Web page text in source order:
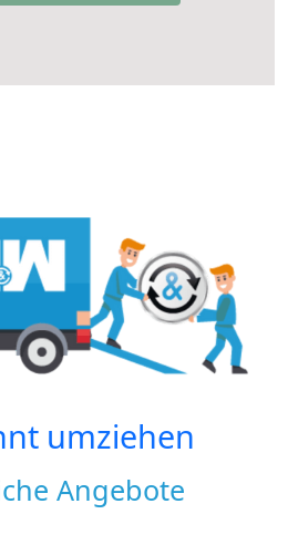
umziehen
Angebote